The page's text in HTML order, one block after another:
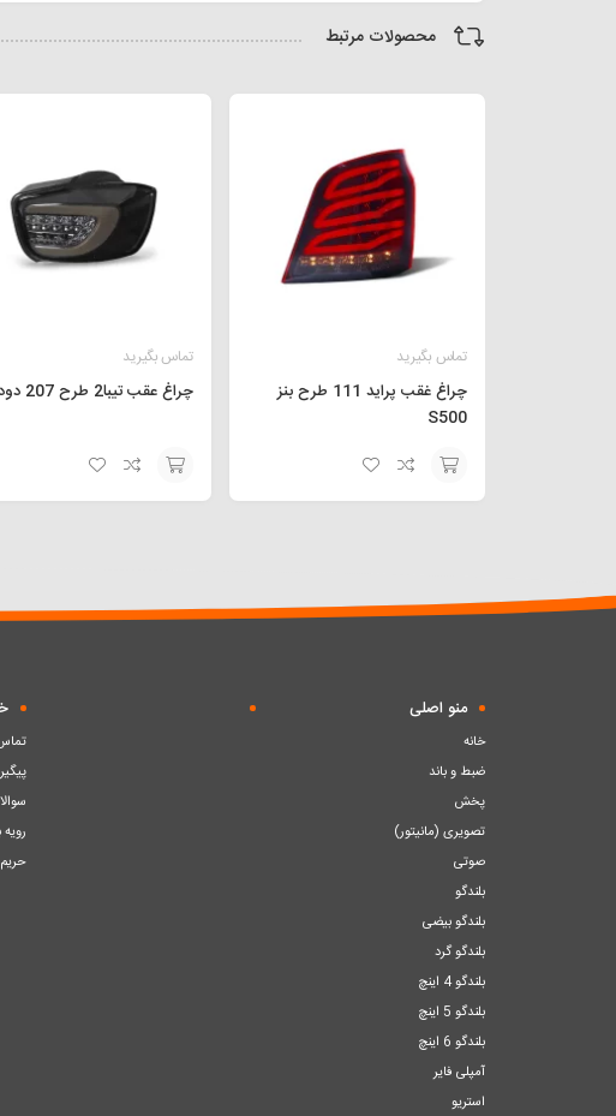
محصولات مرتبط
تماس بگیرید
چراغ غقب پراید 111 طرح بنز
S500
افزودن
تماس بگیرید
چراغ عقب تیبا2 طرح 207 دودی
افزودن
منو اصلی
خانه
ضبط و باند
پخش
تصویری (مانیتور)
صوتی
بلندگو
بلندگو بیضی
بلندگو گرد
بلندگو 4 اینچ
بلندگو 5 اینچ
بلندگو 6 اینچ
آمپلی فایر
استریو
رویه